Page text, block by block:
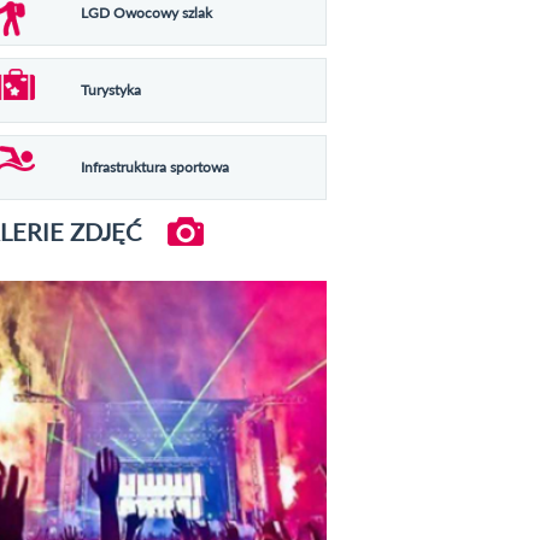
LGD Owocowy szlak
Turystyka
Infrastruktura sportowa
ZDJĘĆ